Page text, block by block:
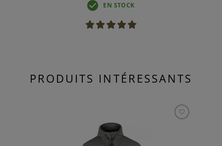
EN STOCK
PRODUITS INTÉRESSANTS